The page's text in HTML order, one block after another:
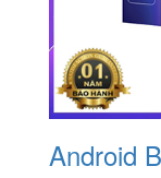
Android